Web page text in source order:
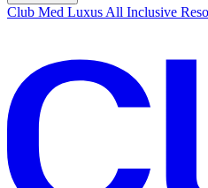
Club Med Luxus All Inclusive